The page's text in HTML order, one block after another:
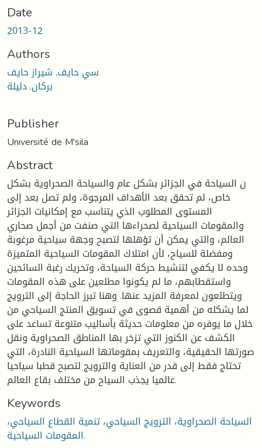
Date
2013-12
Authors
سي حايف, شيراز حايف
بركان, دليلة
Publisher
Université de M'sila
Abstract
ن السياحة في الجزائر بشكل عام والسياحة الصحراوية بشكل
خاص، لم تحقق بعد الأهداف المرجوة، ولم تصل بعد إلى
المستوى المطلوب الذي يتناسب مع إمكانيات الجزائر
والمقومات السياحية لصحراءها التي صنفت من أجمل صحاري
العالم، والتي يمكن أن تؤهلها لتصبح وجهة سياحية مرغوبة
ومفضلة للسياح، لأن امتلاك المقومات السياحية المتميزة
وحده لا يكفي لتنشيط حركة السياحة، وتحريك رغبة السائحين
واستقطابهم، ما لم يكونوا مطلعين على هذه المقومات
ويتطلعون لمعرفة المزيد عنها. وهنا تبرز الحاجة إلى الترويج
لما يشكله من أهمية قصوى في تسويق المنتج السياحي من
خلال ما يوفره من معلومات حديثة بأساليب متنوعة تساعد على
الكشف عن الكنوز التي تزخر بها المناطق الصحراوية ونقل
صورتها الحقيقية، والتعريف بمقوماتها السياحية النادرة، التي
تحتاج فقط إلى قدر من العناية والترويج لتصبح قطبا سياحيا
عالميا يجذب السياح من مختلف بقاع العالم.
Keywords
السياحة الصحراوية، الترويج السياحي، تنمية القطاع السياحي،
المقومات السياحية.